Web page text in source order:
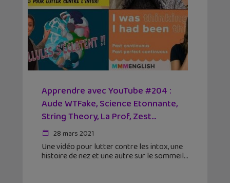
Apprendre avec YouTube #204 :
Aude WTFake, Science Etonnante,
String Theory, La Prof, Zest...
28 mars 2021
Une vidéo pour lutter contre les intox, une
histoire de nez et une autre sur le sommeil